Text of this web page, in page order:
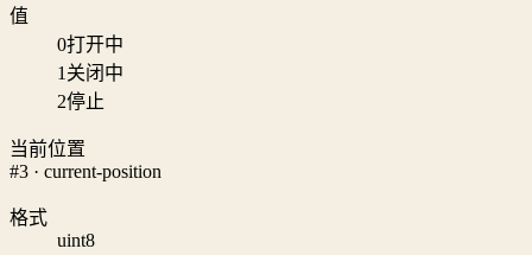
值
0打开中
1 关闭中
2停止
当前位置
#3 · current-position
格式
uint8